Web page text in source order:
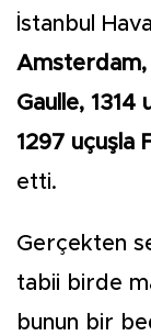
İstanbul
Amsterdam,
Gaulle,
1297 uçuşla
etti.
Gerçekten
tabii birde
bunun bir